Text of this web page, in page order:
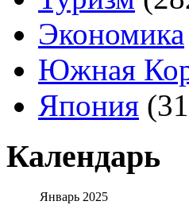
Экономика
Южная
Япония
Календарь
Январь 2025